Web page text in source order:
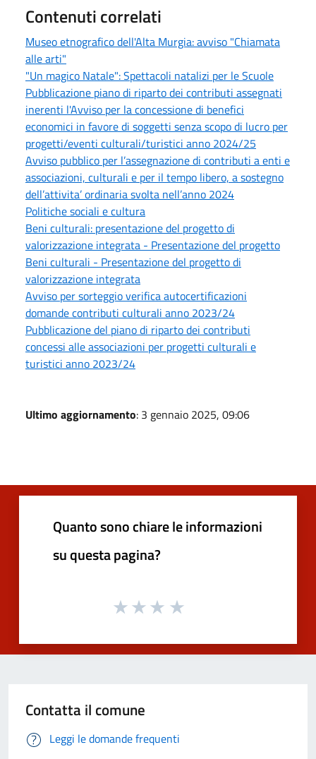
Contenuti correlati
Museo etnografico dell'Alta Murgia: avviso "Chiamata
alle arti"
"Un magico Natale": Spettacoli natalizi per le Scuole
Pubblicazione piano di riparto dei contributi assegnati
inerenti l'Avviso per la concessione di benefici
economici in favore di soggetti senza scopo di lucro per
progetti/eventi culturali/turistici anno 2024/25
Avviso pubblico per l’assegnazione di contributi a enti e
associazioni, culturali e per il tempo libero, a sostegno
dell’attivita’ ordinaria svolta nell’anno 2024
Politiche sociali e cultura
Beni culturali: presentazione del progetto di
valorizzazione integrata - Presentazione del progetto
Beni culturali - Presentazione del progetto di
valorizzazione integrata
Avviso per sorteggio verifica autocertificazioni
domande contributi culturali anno 2023/24
Pubblicazione del piano di riparto dei contributi
concessi alle associazioni per progetti culturali e
turistici anno 2023/24
Ultimo aggiornamento: 3 gennaio 2025, 09:06
Quanto sono chiare le informazioni
su questa pagina?
Contatta il comune
Leggi le domande frequenti